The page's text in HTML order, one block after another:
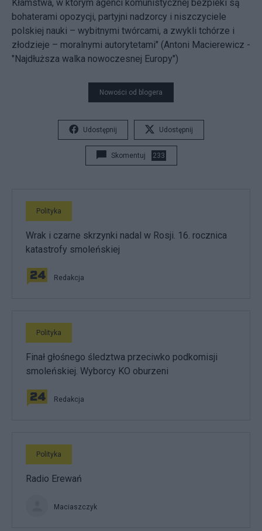
Kłamstwa, w którym agenci komunistycznej bezpieki są
bohaterami opozycji, partyjni nadzorcy i niszczyciele
polskiej nauki – wybitnymi twórcami, a zwykli tchórze i
złodzieje – moralnymi autorytetami" (Antoni Macierewicz -
"Najdłuższa walka nowoczesnej Europy")
Nowości od blogera
Udostępnij Udostępnij
Skomentuj 233
Polityka
Wrak i czarne skrzynki nadal w Rosji. 16. rocznica
katastrofy smoleńskiej
Redakcja
Polityka
Finał głośnego śledztwa przeciwko podkomisji
smoleńskiej. Wyborcy KO oburzeni
Redakcja
Polityka
Radio Erewań
Maciaszczyk